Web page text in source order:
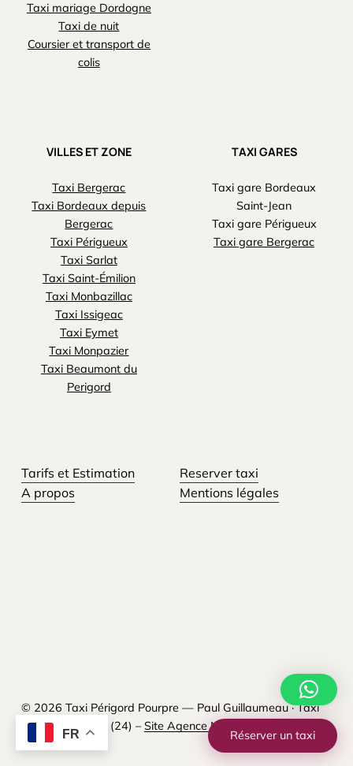
Taxi mariage Dordogne
Taxi de nuit
Coursier et transport de
colis
VILLES ET ZONE
Taxi Bergerac
Taxi Bordeaux depuis
Bergerac
Taxi Périgueux
Taxi Sarlat
Taxi Saint-Émilion
Taxi Monbazillac
Taxi Issigeac
Taxi Eymet
Taxi Monpazier
Taxi Beaumont du
Perigord
TAXI GARES
Taxi gare Bordeaux
Saint-Jean
Taxi gare Périgueux
Taxi gare Bergerac
Tarifs et Estimation
Reserver taxi
A propos
Mentions légales
© 2026 Taxi Périgord Pourpre — Paul Guillaumeau · Taxi
agréé Dordogne (24) –Site Agence Neamera
FR Réserver un taxi